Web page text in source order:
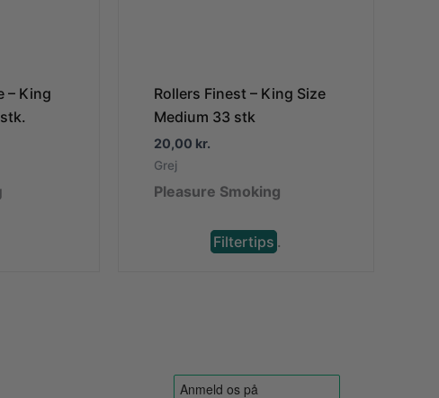
– King
Rollers Finest – King Size
Medium 33 stk
20,00 kr.
Grej
Pleasure Smoking
Filtertips .